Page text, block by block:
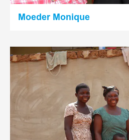
Moeder Monique
Lees
meer